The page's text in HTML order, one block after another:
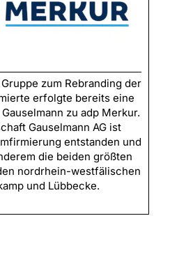
zum Rebranding der
erfolgte bereits eine
zu adp Merkur.
Gauselmann AG ist
entstanden und
die beiden größten
nordrhein-westfälischen
und Lübbecke.